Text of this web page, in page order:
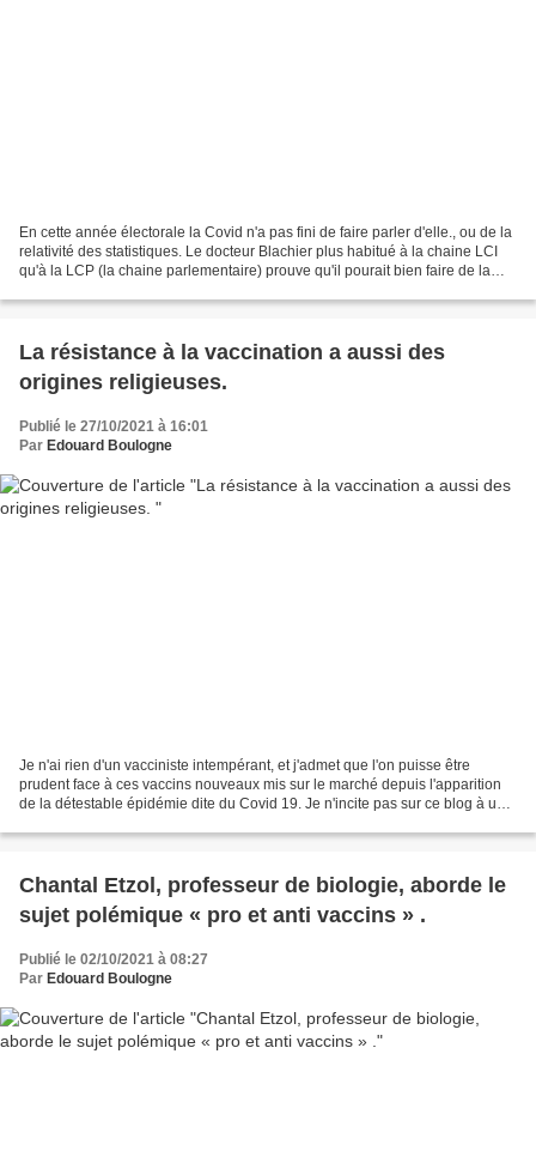
En cette année électorale la Covid n'a pas fini de faire parler d'elle., ou de la
relativité des statistiques. Le docteur Blachier plus habitué à la chaine LCI
qu'à la LCP (la chaine parlementaire) prouve qu'il pourait bien faire de la
La résistance à la vaccination a aussi des
origines religieuses.
Publié le 27/10/2021 à 16:01
Par Edouard Boulogne
Je n'ai rien d'un vacciniste intempérant, et j'admet que l'on puisse être
prudent face à ces vaccins nouveaux mis sur le marché depuis l'apparition
de la détestable épidémie dite du Covid 19. Je n'incite pas sur ce blog à une
Chantal Etzol, professeur de biologie, aborde le
sujet polémique « pro et anti vaccins » .
Publié le 02/10/2021 à 08:27
Par Edouard Boulogne